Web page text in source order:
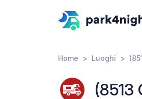
Home Luoghi
(8513